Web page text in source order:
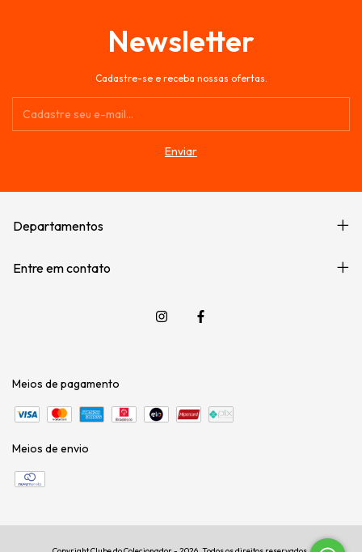
Newsletter
Cadastre-se e receba nossas ofertas.
Departamentos
Entre em contato
Meios de pagamento
Meios de envio